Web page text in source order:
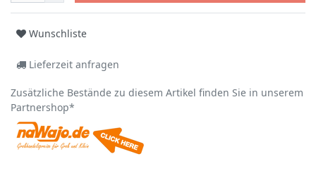
Wunschliste
Lieferzeit anfragen
Zusätzliche Bestände zu diesem Artikel finden Sie in unserem
Partnershop*